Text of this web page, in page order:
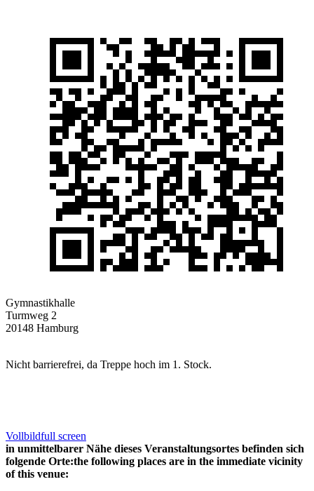
Gymnastikhalle
Turmweg 2
20148 Hamburg
Nicht barrierefrei, da Treppe hoch im 1. Stock.
Vollbildfull screen
in unmittelbarer Nähe dieses Veranstaltungsortes befinden sich
folgende Orte:the following places are in the immediate vicinity
of this venue: